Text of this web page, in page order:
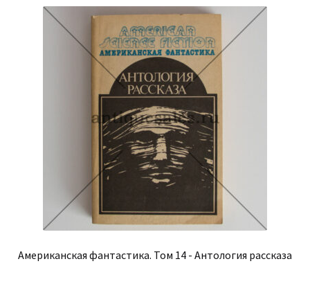
Американская фантастика. Том 14 - Антология рассказа